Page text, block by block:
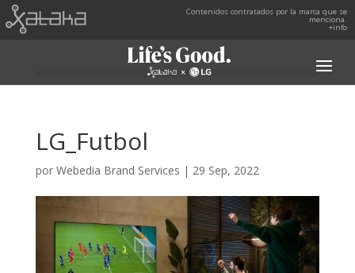
Contenidos contratados por la marca que se
menciona.
+info
LG_Futbol
por Webedia Brand Services | 29 Sep, 2022